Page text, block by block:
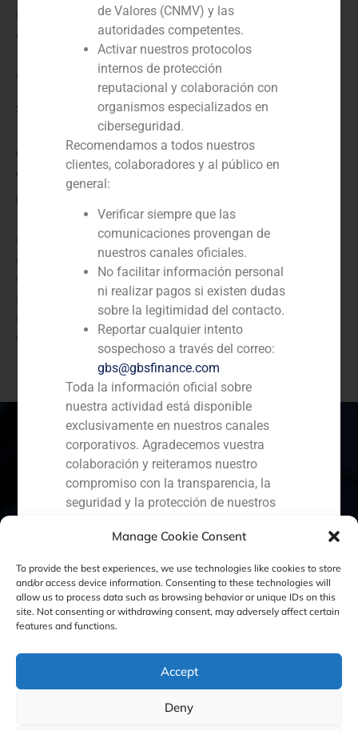
Manage Cookie Consent
To provide the best experiences, we use technologies like cookies to store
and/or access device information. Consenting to these technologies will
allow us to process data such as browsing behavior or unique IDs on this
site. Not consenting or withdrawing consent, may adversely affect certain
features and functions.
Accept
Deny
Cliente:
Grupo Odeco
Servicio / Sector
Corporate Finance,TMT (Telecomunicaciones, Medios
de Comunicación y Tecnología)
Descripción
GBS Finance actuó como asesor financiero de Comelta
en la venta de la actividad de fabricación a ODECO.
Odeco Electronica SA se fundó en 1987. La línea de
negocio de la empresa incluye la distribución al por
mayor de piezas electrónicas y equipos de
comunicaciones electrónicas.
España Portugal Colombia
Política de Cookies Política de Privacidad
Aviso Legal
GBS Finance ©2023
de Valores (CNMV) y las
autoridades competentes.
Activar nuestros protocolos
internos de protección
reputacional y colaboración con
organismos especializados en
ciberseguridad.
Recomendamos a todos nuestros
clientes, colaboradores y al público en
general:
Verificar siempre que las
comunicaciones provengan de
nuestros canales oficiales.
No facilitar información personal
ni realizar pagos si existen dudas
sobre la legitimidad del contacto.
Reportar cualquier intento
sospechoso a través del correo:
gbs@gbsfinance.com
Toda la información oficial sobre
nuestra actividad está disponible
exclusivamente en nuestros canales
corporativos. Agradecemos vuestra
colaboración y reiteramos nuestro
compromiso con la transparencia, la
seguridad y la protección de nuestros
GBS Finance